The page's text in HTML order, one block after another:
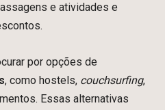
e atividades e
por opções de
, como hostels, couchsurfing,
Essas alternativas